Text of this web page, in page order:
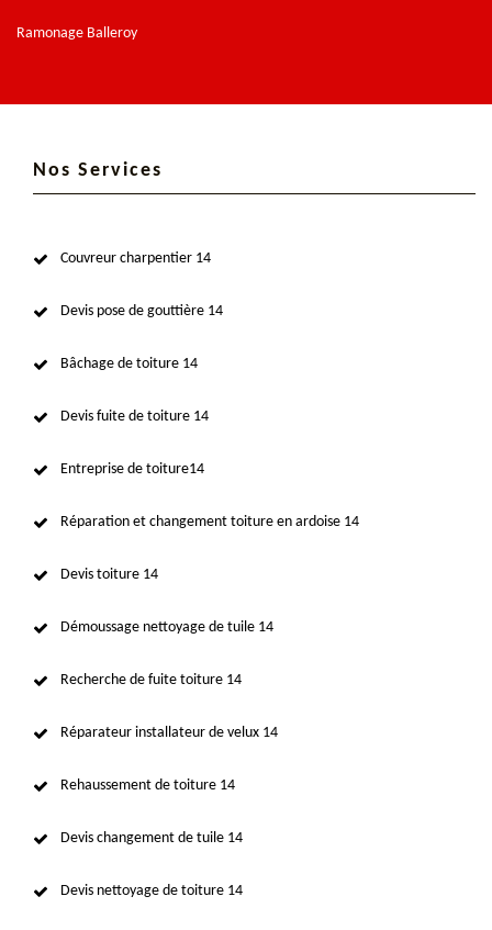
Ramonage Balleroy
Nos Services
Couvreur charpentier 14
Devis pose de gouttière 14
Bâchage de toiture 14
Devis fuite de toiture 14
Entreprise de toiture14
Réparation et changement toiture en ardoise 14
Devis toiture 14
Démoussage nettoyage de tuile 14
Recherche de fuite toiture 14
Réparateur installateur de velux 14
Rehaussement de toiture 14
Devis changement de tuile 14
Devis nettoyage de toiture 14